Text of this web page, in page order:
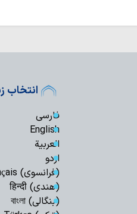
انتخاب
فارسی
English
العربیة
اردو
(فرانسوی) Français
(هندی) हिन्दी
(بنگالی) বাংলা